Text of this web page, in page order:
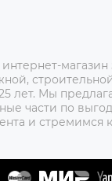
магазин
лет. Мы
части по
и стремимся